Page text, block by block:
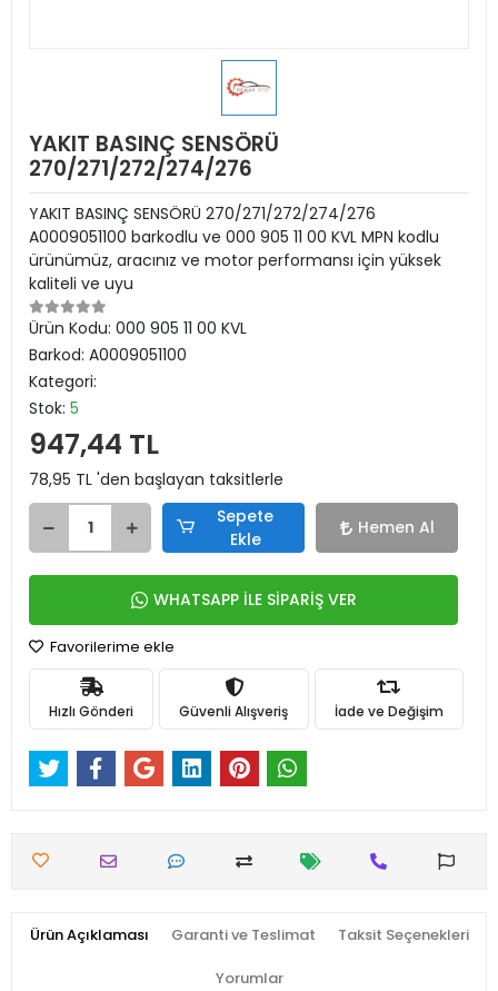
YAKIT BASINÇ SENSÖRÜ
270/271/272/274/276
YAKIT BASINÇ SENSÖRÜ 270/271/272/274/276
A0009051100 barkodlu ve 000 905 11 00 KVL MPN kodlu
ürünümüz, aracınız ve motor performansı için yüksek
kaliteli ve uyu
Ürün Kodu: 000 905 11 00 KVL
Barkod: A0009051100
Kategori:
Stok: 5
947,44 TL
78,95 TL 'den başlayan taksitlerle
Sepete
Ekle
Hemen Al
WHATSAPP İLE SİPARİŞ VER
Favorilerime ekle
Hızlı Gönderi Güvenli Alışveriş İade ve Değişim
Ürün Açıklaması Garanti ve Teslimat Taksit Seçenekleri
Yorumlar